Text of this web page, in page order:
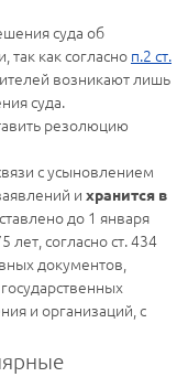
суда об
как согласно п.2 ст.
возникают лишь
суда.
резолюцию
с усыновлением
и хранится в
до 1 января
лет, согласно ст. 434
документов,
и организаций, с